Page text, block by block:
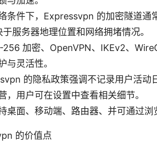
条件下，Expressvpn 的加密隧道通
服务器地理位置和网络拥堵情况。
256 加密、OpenVPN、IKEv2、
与灵活性。
的隐私政策强调不记录用户活动
，用户可在设置中查看相关细节。
桌面、移动端、路由器、并可通过浏
的价值点